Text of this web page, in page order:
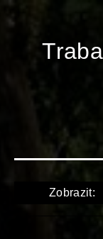
Zobrazit: